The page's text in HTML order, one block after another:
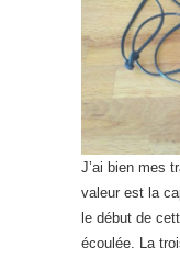
J’ai bien mes
valeur est la
le début de
écoulée. La